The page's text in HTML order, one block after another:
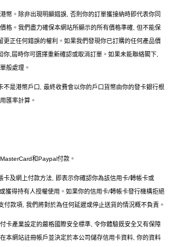
幣。除非出現明顯錯誤 否則你的訂單獲接納時即代表你同
格。我們盡力確保本網站所顯示的所有價格準確 但不能保
更正任何錯誤的權利。如果我們發現你已訂購的任何產品價
你 屆時你可選擇重新確認或取消訂單。如果未能聯絡閣下
般處理。
不是港幣戶口
最終收費會以你的戶口貨幣由你的發卡銀行根
匯率計算。
MasterCard和Paypal付款。
卡及網上付款方法 即表示你確認你為該信用卡/轉帳卡或
或獲得持有人授權使用。如果你的信用卡/轉帳卡發行機構拒絕
付款項 我們將對於為任何延遲或停止送貨的情況概不負責。
卡產業設定的嚴格國際安全標準 令你體驗既安全又有保障
本網站註冊帳戶並決定於本公司儲存信用卡資料 你的資料